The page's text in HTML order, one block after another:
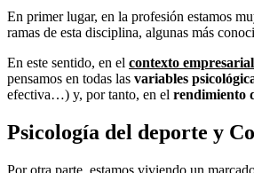
En primer lugar, en la profesión estamos
ramas de esta disciplina, algunas más
En este sentido, en el contexto empresarial
pensamos en todas las variables
efectiva…) y, por tanto, en el rendimiento
Psicología del deporte y
Por otra parte, estamos viviendo un